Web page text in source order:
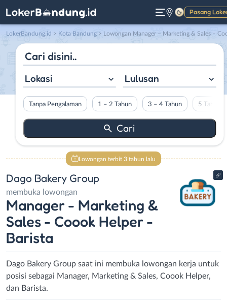
Pasang
Gelap
LokerBandung.id > Kota Bandung > Lowongan Manager – Marketing & Sales – Coook Helper – Barista di Dago Bakery
Lokasi Lulusan
Tanpa Pengalaman 1 – 2 Tahun 3 – 4 Tahun 5 Tahun
Lowongan terbit 3 tahun lalu
Dago Bakery Group
membuka lowongan
Manager - Marketing &
Sales - Coook Helper -
Barista
Dago Bakery Group saat ini membuka lowongan kerja untuk
posisi sebagai Manager, Marketing & Sales, Coook Helper,
dan Barista.